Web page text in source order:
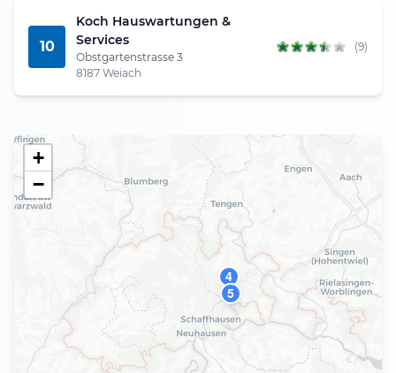
10
Koch Hauswartungen &
Services
Obstgartenstrasse 3
8187 Weiach
(9)
4
5
+
−